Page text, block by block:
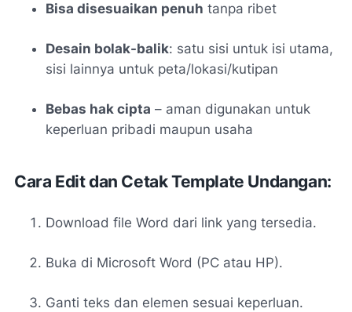
Bisa disesuaikan penuh tanpa ribet
Desain bolak-balik: satu sisi untuk isi utama,
sisi lainnya untuk peta/lokasi/kutipan
Bebas hak cipta – aman digunakan untuk
keperluan pribadi maupun usaha
Cara Edit dan Cetak Template Undangan:
Download file Word dari link yang tersedia.
Buka di Microsoft Word (PC atau HP).
Ganti teks dan elemen sesuai keperluan.